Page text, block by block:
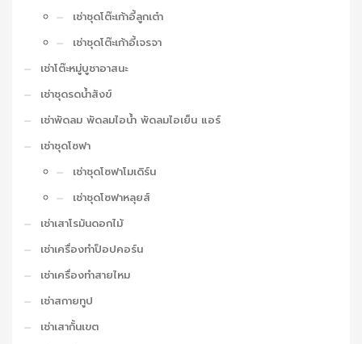
เช่าชุดโต๊ะเก้าอี้ลูกเต๋า
เช่าชุดโต๊ะเก้าอี้เจรจา
เช่าโต๊ะหมู่บูชาอาสนะ
เช่าชุดรดน้ำสังข์
เช่าพัดลม พัดลมไอน้ำ พัดลมไอเย็น แอร์
เช่าชุดโซฟา
เช่าชุดโซฟาโมเดิร์น
เช่าชุดโซฟาหลุยส์
เช่าเสาโรมันดอกไม้
เช่าเครื่องทำป็อปคอร์น
เช่าเครื่องทำสายไหม
เช่าสกายทูป
เช่าเสากั้นเขต